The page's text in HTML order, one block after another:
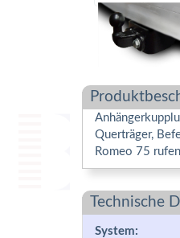
Querträger,
Romeo 75
Technische
System: